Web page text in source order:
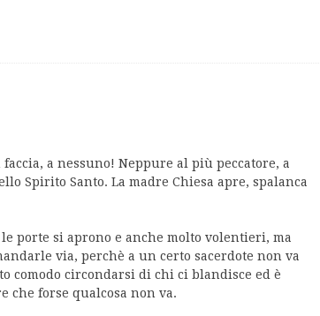
a nessuno! Neppure al più peccatore, a
Spirito Santo. La madre Chiesa apre, spalanca
porte si aprono e anche molto volentieri, ma
via, perchè a un certo sacerdote non va
comodo circondarsi di chi ci blandisce ed è
che forse qualcosa non va.